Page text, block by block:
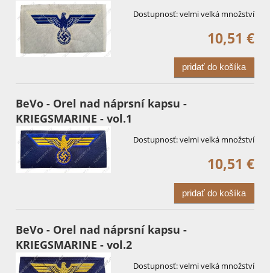
Dostupnosť:velmi velká množství
10,51 €
pridať do košíka
BeVo - Orel nad náprsní kapsu -
KRIEGSMARINE - vol.1
Dostupnosť:velmi velká množství
10,51 €
pridať do košíka
BeVo - Orel nad náprsní kapsu -
KRIEGSMARINE - vol.2
Dostupnosť:velmi velká množství